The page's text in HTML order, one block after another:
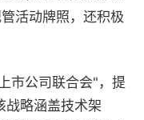
活动牌照，还积极
市公司联合会"，提
战略涵盖技术架